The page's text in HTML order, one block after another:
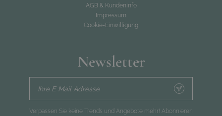
AGB & Kundeninfo
Impressum
Cookie-Einwilligung
Newsletter
Ihre E Mail Adresse
Verpassen Sie keine Trends und Angebote mehr! Abonnieren